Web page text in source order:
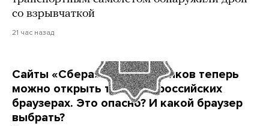
со взрывчаткой
21 час назад
Сайты «Сбера» и других банков теперь
можно открыть только в российских
браузерах. Это опасно? И какой браузер
выбрать?